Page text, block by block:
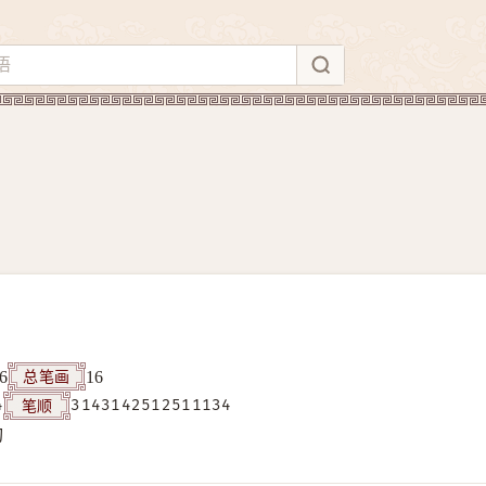
6 总笔画 16
笔顺 3143142512511134